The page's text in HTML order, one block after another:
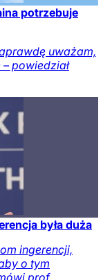
potrzebuje
uważam,
powiedział
była duża
ingerencji,
o tym
prof.